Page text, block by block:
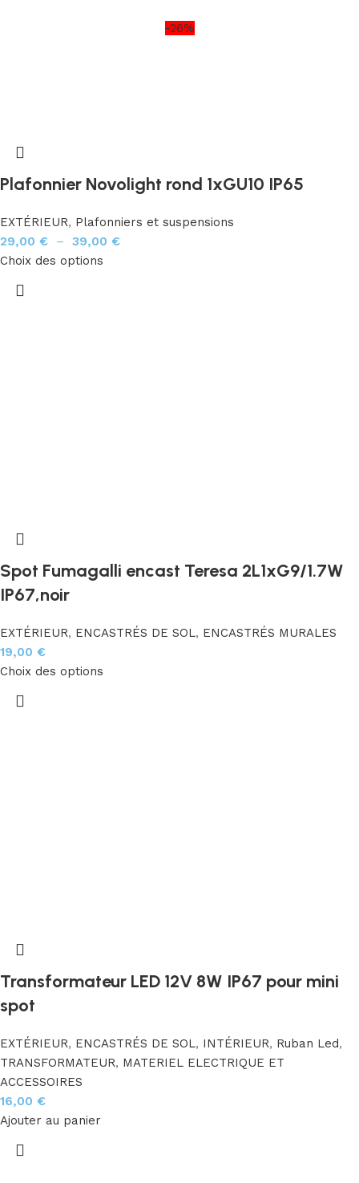
-26%
Plafonnier Novolight rond 1xGU10 IP65
EXTÉRIEUR, Plafonniers et suspensions
29,00 € – 39,00 €
Choix des options
Spot Fumagalli encast Teresa 2L1xG9/1.7W
IP67,noir
EXTÉRIEUR, ENCASTRÉS DE SOL, ENCASTRÉS MURALES
19,00 €
Choix des options
Transformateur LED 12V 8W IP67 pour mini
spot
EXTÉRIEUR, ENCASTRÉS DE SOL, INTÉRIEUR, Ruban Led,
TRANSFORMATEUR, MATERIEL ELECTRIQUE ET
ACCESSOIRES
16,00 €
Ajouter au panier